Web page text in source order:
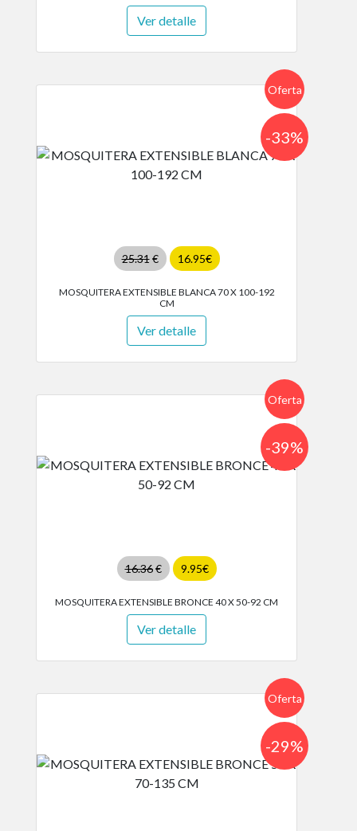
Ver detalle
Oferta
25.31€ 16.95€
-33%
MOSQUITERA EXTENSIBLE BLANCA 70 X 100-192
CM
Ver detalle
Oferta
16.36€ 9.95€
-39%
MOSQUITERA EXTENSIBLE BRONCE 40 X 50-92 CM
Ver detalle
Oferta
-29%